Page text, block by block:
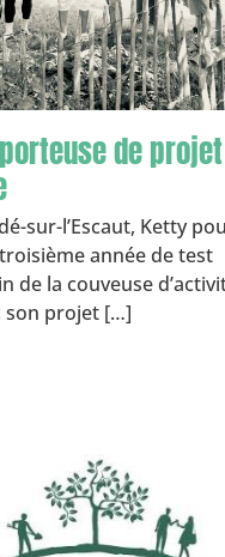
de projet
sur-l’Escaut, Ketty
année de test
de la couveuse
son projet […]